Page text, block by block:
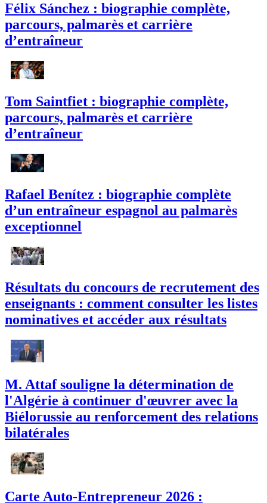
Félix Sánchez : biographie complète,
parcours, palmarès et carrière
d’entraîneur
Tom Saintfiet : biographie complète,
parcours, palmarès et carrière
d’entraîneur
Rafael Benítez : biographie complète
d’un entraîneur espagnol au palmarès
exceptionnel
Résultats du concours de recrutement des
enseignants : comment consulter les listes
nominatives et accéder aux résultats
M. Attaf souligne la détermination de
l'Algérie à continuer d'œuvrer avec la
Biélorussie au renforcement des relations
bilatérales
Carte Auto-Entrepreneur 2026 :